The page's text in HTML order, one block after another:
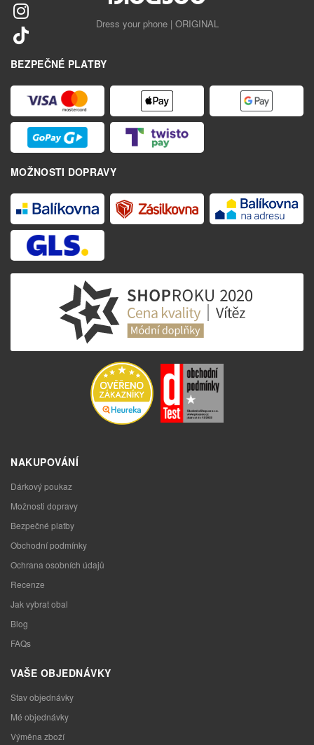
Dress your phone | ORIGINAL
BEZPEČNÉ PLATBY
MOŽNOSTI DOPRAVY
NAKUPOVÁNÍ
Dárkový poukaz
Možnosti dopravy
Bezpečné platby
Obchodní podmínky
Ochrana osobních údajů
Recenze
Jak vybrat obal
Blog
FAQs
VAŠE OBJEDNÁVKY
Stav objednávky
Mé objednávky
Výměna zboží